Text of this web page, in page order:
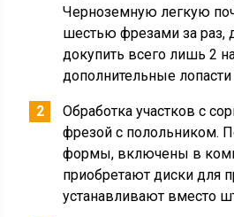
Черноземную легкую
шестью фрезами за раз,
докупить всего лишь 2
дополнительные
Обработка участков с
фрезой с полольником.
формы, включены в
приобретают диски для
устанавливают вместо